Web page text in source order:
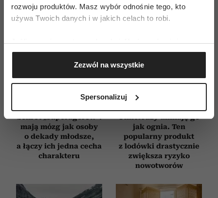
rozwoju produktów. Masz wybór odnośnie tego, kto
używa Twoich danych i w jakich celach to robi.
Jeśli wyrazisz na to zgodę, chcielibyśmy również:
Gromadzić dane dotyczące Twojej lokalizacji
geograficznej z dokładnością nawet do kilku metrów
Identyfikować Twoje urządzenie, aktywnie
(fingerprinting, czyli wirtualny odcisk palca)
dane są przetwarzane oraz ustaw własne preferencje w
sekcji szczegółów. W Deklaracji plików cookie możesz
zmienić lub wycofać swoją zgodę w dowolnej chwili.
i reklam, aby oferować funkcje społecznościowe i
analizować ruch w naszej witrynie. Informacje o tym, jak
Zezwól na wszystkie
Spersonalizuj
Sekret „superagerów”:
mają mózg jak osoby
o dekady młodsze,
a łączy ich jedna cecha
charakteru
Onkolodzy unikają go
jak ognia. Ten
popularny produkt
z lodówki drastycznie
zwiększa ryzyko
nowotworów